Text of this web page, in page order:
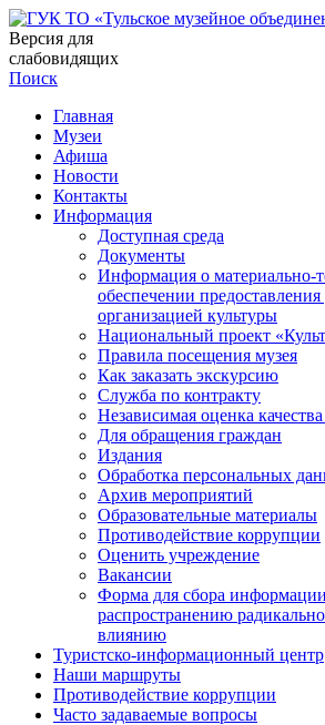
Версия для
слабовидящих
Поиск
Главная
Музеи
Афиша
Новости
Контакты
Информация
Доступная среда
Документы
Информация о материально-
обеспечении предоставления
организацией культуры
Национальный проект
Правила посещения музея
Как заказать экскурсию
Служба по контракту
Независимая оценка
Для обращения граждан
Издания
Обработка персональных
Архив мероприятий
Образовательные материалы
Противодействие коррупции
Оценить учреждение
Вакансии
Форма для сбора
распространению
влиянию
Туристско-информационный центр
Наши маршруты
Противодействие коррупции
Часто задаваемые вопросы